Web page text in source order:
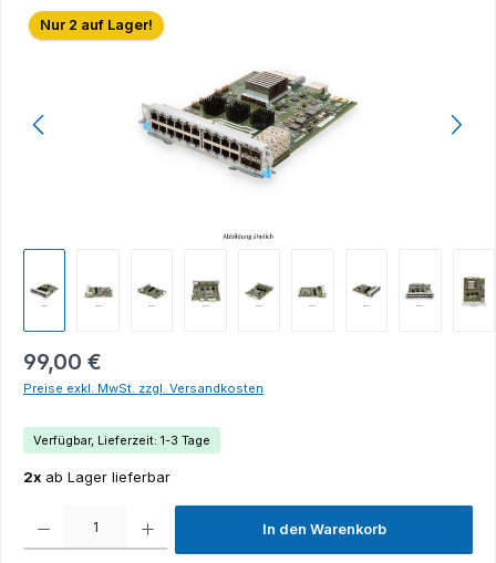
Bildergalerie überspringen
Nur 2 auf Lager!
99,00 €
Preise exkl. MwSt. zzgl. Versandkosten
Verfügbar, Lieferzeit: 1-3 Tage
2x ab Lager lieferbar
In den Warenkorb